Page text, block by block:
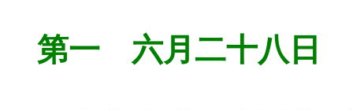
第一 六月二十八日